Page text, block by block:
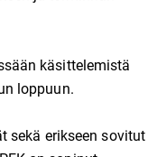
käsittelemistä
loppuun.
sekä erikseen sovitut